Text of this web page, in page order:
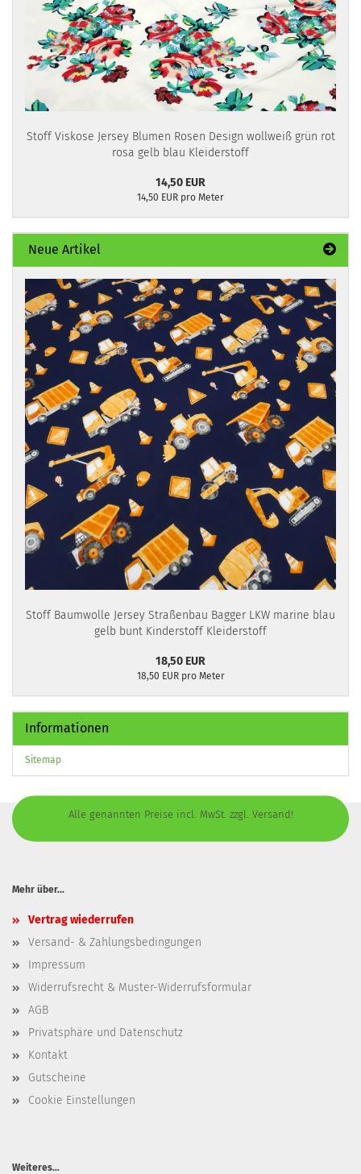
Stoff Viskose Jersey Blumen Rosen Design wollweiß grün rot
rosa gelb blau Kleiderstoff
14,50 EUR
14,50 EUR pro Meter
Neue Artikel
Stoff Baumwolle Jersey Straßenbau Bagger LKW marine blau
gelb bunt Kinderstoff Kleiderstoff
18,50 EUR
18,50 EUR pro Meter
Informationen
Sitemap
Alle genannten Preise incl. MwSt. zzgl. Versand!
Mehr über...
Vertrag wiederrufen
Versand- & Zahlungsbedingungen
Impressum
Widerrufsrecht & Muster-Widerrufsformular
AGB
Privatsphäre und Datenschutz
Kontakt
Gutscheine
Cookie Einstellungen
Weiteres...